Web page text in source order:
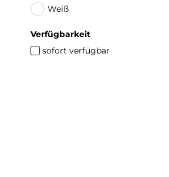
Weiß
Verfügbarkeit
sofort verfügbar